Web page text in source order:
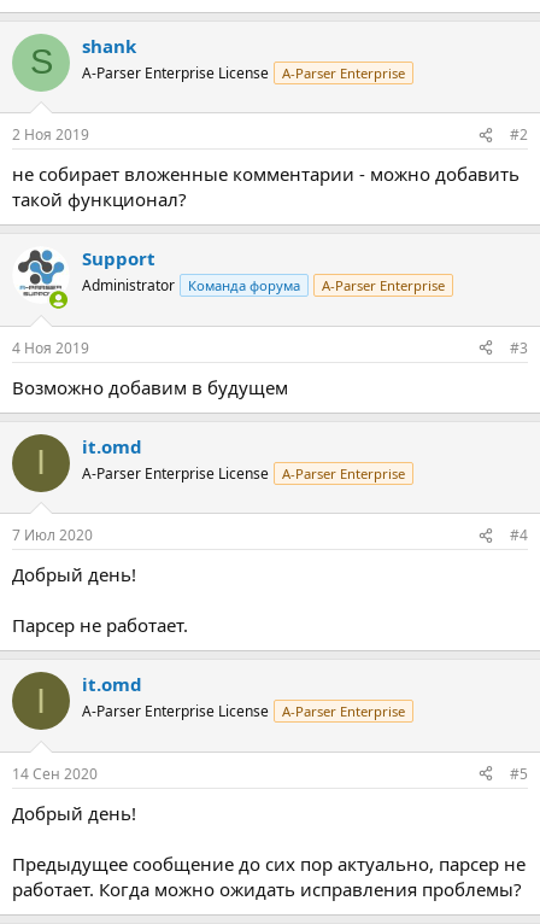
S shank
A-Parser Enterprise License A-Parser Enterprise
2 Ноя 2019 #2
не собирает вложенные комментарии - можно добавить
такой функционал?
Support
Administrator Команда форума A-Parser Enterprise
4 Ноя 2019 #3
Возможно добавим в будущем
I it.omd
A-Parser Enterprise License A-Parser Enterprise
7 Июл 2020 #4
Добрый день!
Парсер не работает.
I it.omd
A-Parser Enterprise License A-Parser Enterprise
14 Сен 2020 #5
Добрый день!
Предыдущее сообщение до сих пор актуально, парсер не
работает. Когда можно ожидать исправления проблемы?